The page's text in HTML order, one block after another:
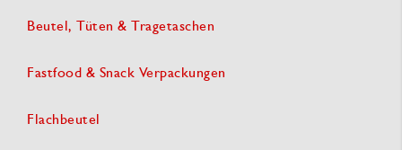
Beutel, Tüten & Tragetaschen
Fastfood & Snack Verpackungen
Flachbeutel